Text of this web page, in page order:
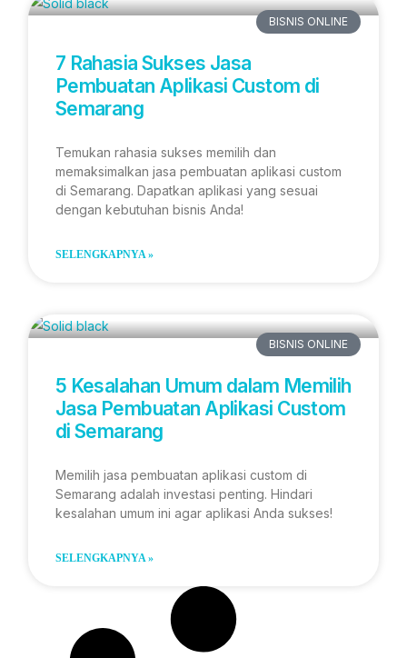
BISNIS ONLINE
7 Rahasia Sukses Jasa
Pembuatan Aplikasi Custom di
Semarang
Temukan rahasia sukses memilih dan
memaksimalkan jasa pembuatan aplikasi custom
di Semarang. Dapatkan aplikasi yang sesuai
dengan kebutuhan bisnis Anda!
SELENGKAPNYA »
BISNIS ONLINE
5 Kesalahan Umum dalam Memilih
Jasa Pembuatan Aplikasi Custom
di Semarang
Memilih jasa pembuatan aplikasi custom di
Semarang adalah investasi penting. Hindari
kesalahan umum ini agar aplikasi Anda sukses!
SELENGKAPNYA »